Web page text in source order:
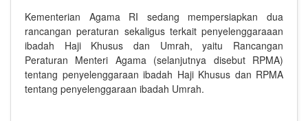
Kementerian Agama RI sedang mempersiapkan dua
rancangan peraturan sekaligus terkait penyelenggaraaan
ibadah Haji Khusus dan Umrah, yaitu Rancangan
Peraturan Menteri Agama (selanjutnya disebut RPMA)
tentang penyelenggaraan ibadah Haji Khusus dan RPMA
tentang penyelenggaraan ibadah Umrah.